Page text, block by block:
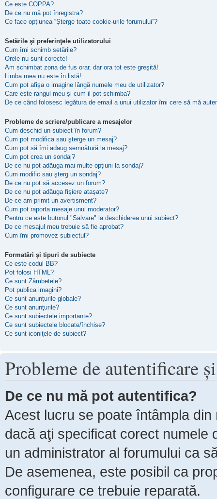
Ce este COPPA?
De ce nu mă pot înregistra?
Ce face opţiunea “Şterge toate cookie-urile forumului”?
Setările şi preferinţele utilizatorului
Cum îmi schimb setările?
Orele nu sunt corecte!
Am schimbat zona de fus orar, dar ora tot este greşită!
Limba mea nu este în listă!
Cum pot afişa o imagine lângă numele meu de utilizator?
Care este rangul meu şi cum il pot schimba?
De ce când folosesc legătura de email a unui utilizator îmi cere să mă
Probleme de scriere/publicare a mesajelor
Cum deschid un subiect în forum?
Cum pot modifica sau şterge un mesaj?
Cum pot să îmi adaug semnătură la mesaj?
Cum pot crea un sondaj?
De ce nu pot adăuga mai multe opţiuni la sondaj?
Cum modific sau şterg un sondaj?
De ce nu pot să accesez un forum?
De ce nu pot adăuga fişiere ataşate?
De ce am primit un avertisment?
Cum pot raporta mesaje unui moderator?
Pentru ce este butonul "Salvare" la deschiderea unui subiect?
De ce mesajul meu trebuie să fie aprobat?
Cum îmi promovez subiectul?
Formatări şi tipuri de subiecte
Ce este codul BB?
Pot folosi HTML?
Ce sunt Zâmbetele?
Pot publica imagini?
Ce sunt anunţurile globale?
Ce sunt anunţurile?
Ce sunt subiectele importante?
Ce sunt subiectele blocate/închise?
Ce sunt iconiţele de subiect?
Probleme de autentificare
De ce nu mă pot autentifica?
Acest lucru se poate întâmpla
dacă aţi specificat corect numele
un administrator al forumului ca
De asemenea, este posibil ca
configurare ce trebuie reparată.